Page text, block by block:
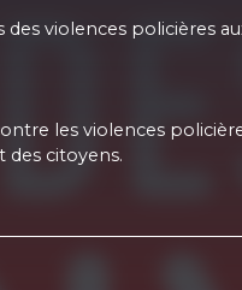
violences policières
les violences
des citoyens.